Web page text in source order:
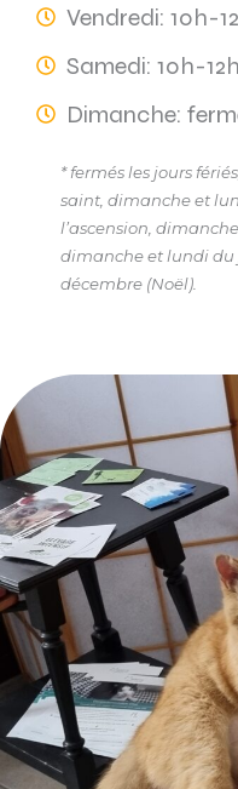
Vendredi: 10h-
Samedi: 10h-
Dimanche:
* fermés les jours
saint, dimanche et
l’ascension,
dimanche et lundi du
décembre (Noël).